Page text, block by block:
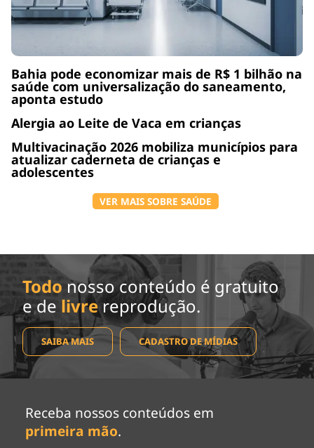
Bahia pode economizar mais de R$ 1 bilhão na
saúde com universalização do saneamento,
aponta estudo
Alergia ao Leite de Vaca em crianças
Multivacinação 2026 mobiliza municípios para
atualizar caderneta de crianças e
adolescentes
VER MAIS SOBRE SAÚDE
Todo nosso conteúdo é gratuito
e de livrereprodução.
SAIBA MAIS CADASTRO DE MÍDIAS
Receba nossos conteúdos em
primeira mão.